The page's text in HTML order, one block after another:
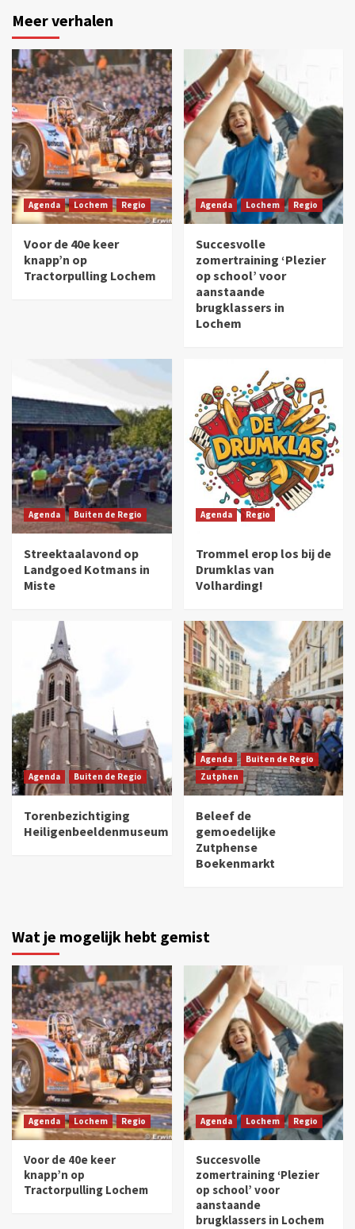
Meer verhalen
Agenda Lochem Regio
Voor de 40e keer
knapp’n op
Tractorpulling Lochem
Agenda Lochem Regio
Succesvolle
zomertraining ‘Plezier
op school’ voor
aanstaande
brugklassers in
Lochem
Agenda Buiten de Regio
Streektaalavond op
Landgoed Kotmans in
Miste
Agenda Regio
Trommel erop los bij de
Drumklas van
Volharding!
Agenda Buiten de Regio
Torenbezichtiging
Heiligenbeeldenmuseum
Agenda
Buiten de Regio
Zutphen
Beleef de
gemoedelijke
Zutphense
Boekenmarkt
Wat je mogelijk hebt gemist
Agenda Lochem Regio
Voor de 40e keer
knapp’n op
Tractorpulling Lochem
Agenda Lochem Regio
Succesvolle
zomertraining ‘Plezier
op school’ voor
aanstaande
brugklassers in Lochem